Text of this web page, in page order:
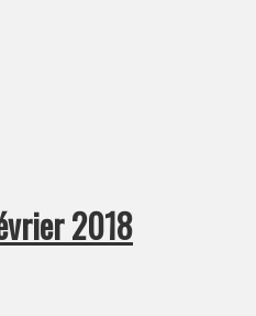
2018